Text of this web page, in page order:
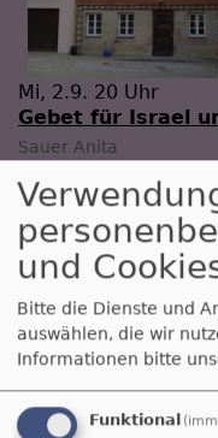
Mi, 2.9. 20 Uhr
Gebet für Israel
Sauer Anita
So, 6.9. 9 Uhr
und
Bitte die Dienste und
auswählen, die wir
Informationen bitte
Funktional